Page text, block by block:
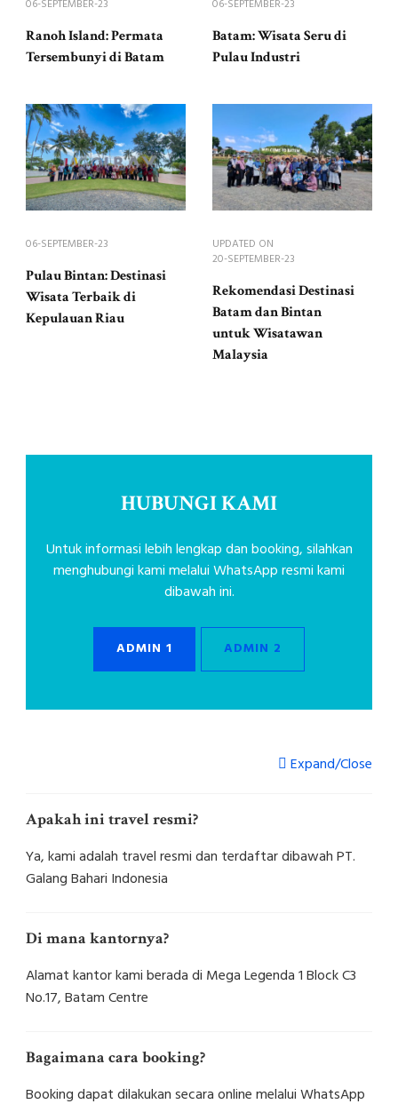
06-SEPTEMBER-23
Ranoh Island: Permata
Tersembunyi di Batam
06-SEPTEMBER-23
Batam: Wisata Seru di
Pulau Industri
06-SEPTEMBER-23
Pulau Bintan: Destinasi
Wisata Terbaik di
Kepulauan Riau
UPDATED ON
20-SEPTEMBER-23
Rekomendasi Destinasi
Batam dan Bintan
untuk Wisatawan
Malaysia
HUBUNGI KAMI
Untuk informasi lebih lengkap dan booking, silahkan
menghubungi kami melalui WhatsApp resmi kami
dibawah ini.
ADMIN 1 ADMIN 2
Expand/Close
Apakah ini travel resmi?
Ya, kami adalah travel resmi dan terdaftar dibawah PT.
Galang Bahari Indonesia
Di mana kantornya?
Alamat kantor kami berada di Mega Legenda 1 Block C3
No.17, Batam Centre
Bagaimana cara booking?
Booking dapat dilakukan secara online melalui WhatsApp